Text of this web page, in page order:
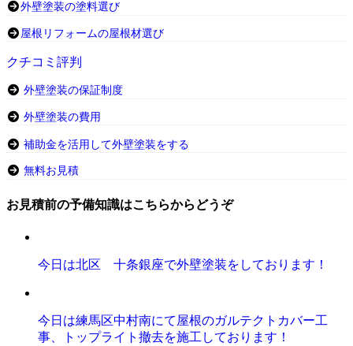
外壁塗装の塗料選び
屋根リフォームの屋根材選び
クチコミ評判
外壁塗装の保証制度
外壁塗装の費用
補助金を活用して外壁塗装をする
無料お見積
お見積前の予備知識はこちらからどうぞ
今日は北区 十条銀座で外壁塗装をしております！
今日は練馬区中村南にて屋根のガルテクトカバー工
事、トップライト撤去を施工しております！